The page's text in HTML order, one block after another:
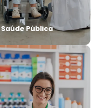
Saúde Pública